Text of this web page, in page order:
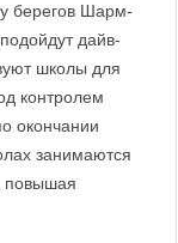
берегов Шарм-
дайв-
школы для
контролем
окончании
занимаются
повышая